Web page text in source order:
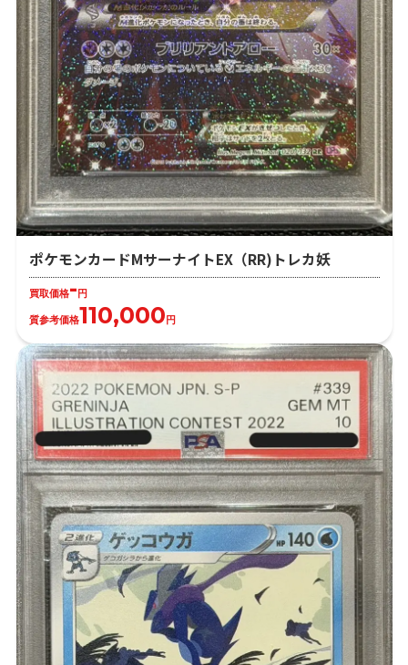
ポケモンカードMサーナイトEX（RR)トレカ妖
買取価格- 円
質参考価格110,000 円